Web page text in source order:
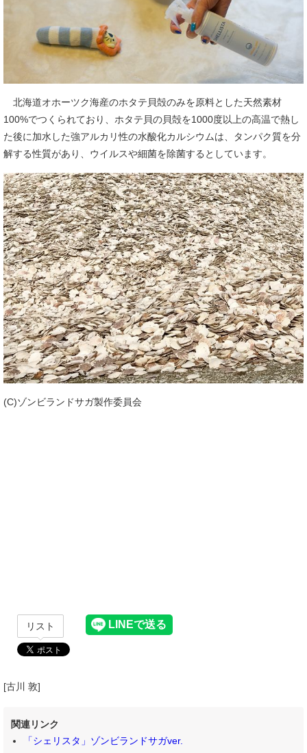
北海道オホーツク海産のホタテ貝殻のみを原料とした天然素材
100%でつくられており、ホタテ貝の貝殻を1000度以上の高温で熱し
た後に加水した強アルカリ性の水酸化カルシウムは、タンパク質を分
解する性質があり、ウイルスや細菌を除菌するとしています。
(C)ゾンビランドサガ製作委員会
リスト
[古川 敦]
関連リンク
「シェリスタ」ゾンビランドサガver.